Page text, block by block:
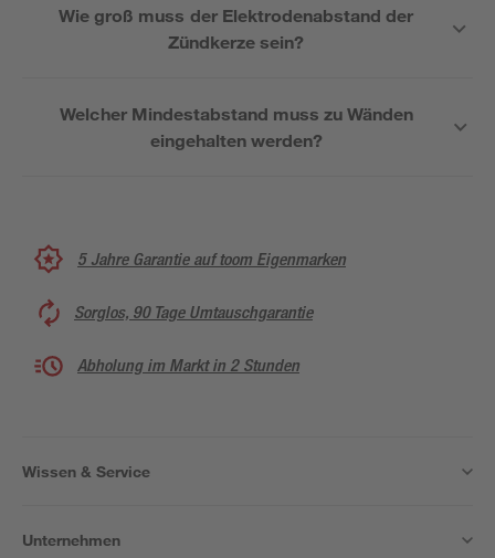
Wie groß muss der Elektrodenabstand der
Zündkerze sein?
Welcher Mindestabstand muss zu Wänden
eingehalten werden?
5 Jahre Garantie auf toom Eigenmarken
Sorglos, 90 Tage Umtauschgarantie
Abholung im Markt in 2 Stunden
Wissen & Service
Unternehmen